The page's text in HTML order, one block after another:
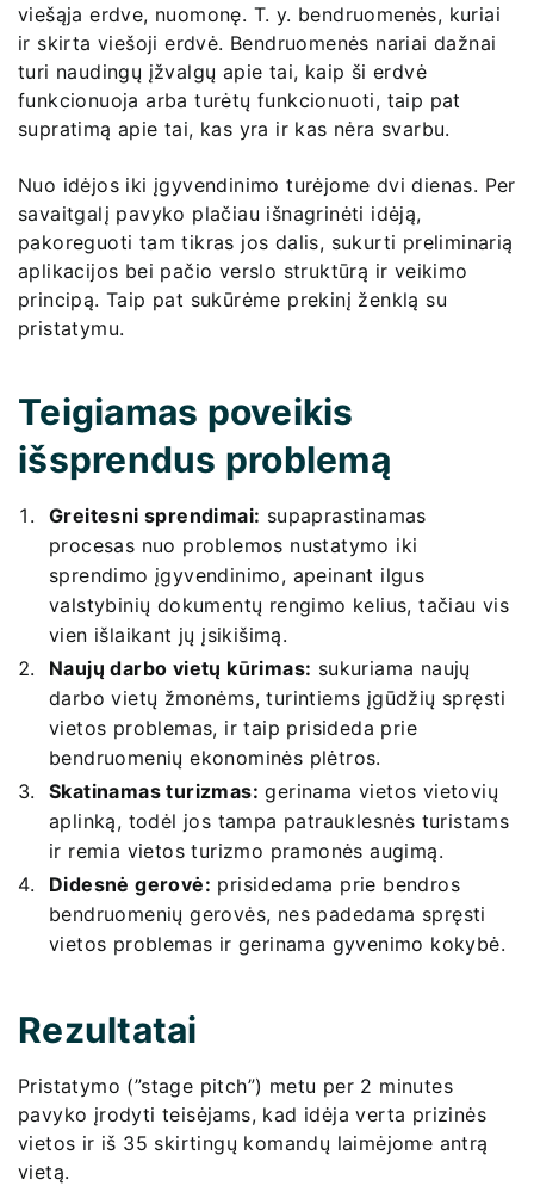
viešąja erdve, nuomonę. T. y. bendruomenės, kuriai
ir skirta viešoji erdvė. Bendruomenės nariai dažnai
turi naudingų įžvalgų apie tai, kaip ši erdvė
funkcionuoja arba turėtų funkcionuoti, taip pat
supratimą apie tai, kas yra ir kas nėra svarbu.
Nuo idėjos iki įgyvendinimo turėjome dvi dienas. Per
savaitgalį pavyko plačiau išnagrinėti idėją,
pakoreguoti tam tikras jos dalis, sukurti preliminarią
aplikacijos bei pačio verslo struktūrą ir veikimo
principą. Taip pat sukūrėme prekinį ženklą su
pristatymu.
Teigiamas poveikis
išsprendus problemą
Greitesni sprendimai: supaprastinamas
procesas nuo problemos nustatymo iki
sprendimo įgyvendinimo, apeinant ilgus
valstybinių dokumentų rengimo kelius, tačiau vis
vien išlaikant jų įsikišimą.
Naujų darbo vietų kūrimas: sukuriama naujų
darbo vietų žmonėms, turintiems įgūdžių spręsti
vietos problemas, ir taip prisideda prie
bendruomenių ekonominės plėtros.
Skatinamas turizmas: gerinama vietos vietovių
aplinką, todėl jos tampa patrauklesnės turistams
ir remia vietos turizmo pramonės augimą.
Didesnė gerovė: prisidedama prie bendros
bendruomenių gerovės, nes padedama spręsti
vietos problemas ir gerinama gyvenimo kokybė.
Rezultatai
Pristatymo (”stage pitch”) metu per 2 minutes
pavyko įrodyti teisėjams, kad idėja verta prizinės
vietos ir iš 35 skirtingų komandų laimėjome antrą
vietą.